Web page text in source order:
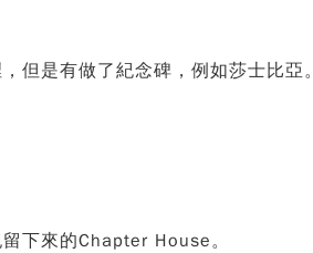
但是有做了紀念碑，例如莎士比亞。
下來的Chapter House。